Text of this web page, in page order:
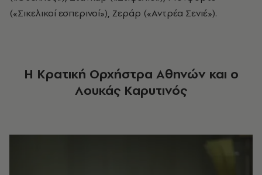
(«Σικελικοί εσπερινοί»), Ζεράρ («Αντρέα Σενιέ»).
Η Κρατική Ορχήστρα Αθηνών και ο
Λουκάς Καρυτινός